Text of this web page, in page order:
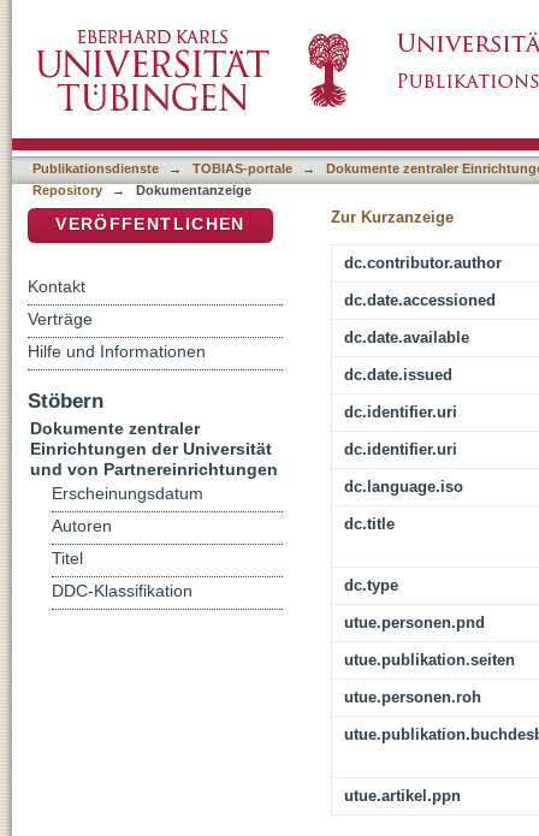
Anonymen Alkoholiker (AA)
Publikationsdienste → TOBIAS-portale →
Dokumente zentraler
Repository
→ Dokumentanzeige
Zur Kurzanzeige
dc.contributor.author
dc.date.accessioned
dc.date.available
dc.date.issued
dc.identifier.uri
dc.identifier.uri
dc.language.iso
dc.title
dc.type
utue.personen.pnd
utue.publikation.seiten
utue.personen.roh
utue.artikel.ppn
VERÖFFENTLICHEN
Kontakt
Verträge
Hilfe und Informationen
Stöbern
Dokumente zentraler
Einrichtungen der Universität
und von Partnereinrichtungen
Erscheinungsdatum
Autoren
Titel
DDC-Klassifikation